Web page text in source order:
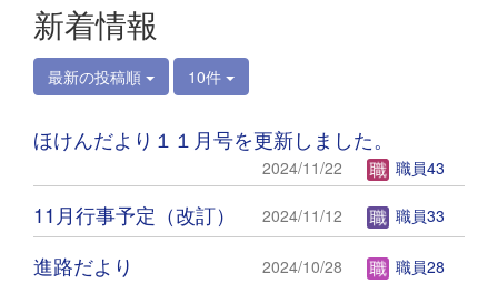
新着情報
最新の投稿順 10件
ほけんだより１１月号を更新しました。
2024/11/22 職員43
11月行事予定（改訂） 2024/11/12 職員33
進路だより 2024/10/28 職員28